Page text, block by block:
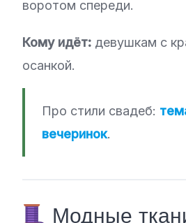
воротом спереди.
Кому идёт: девушкам с
осанкой.
Про стили свадеб:
вечеринок.
Модные